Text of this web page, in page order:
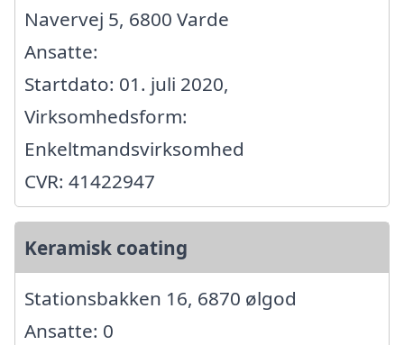
Navervej 5, 6800 Varde
Ansatte:
Startdato: 01. juli 2020,
Virksomhedsform:
Enkeltmandsvirksomhed
CVR: 41422947
Keramisk coating
Stationsbakken 16, 6870 ølgod
Ansatte: 0